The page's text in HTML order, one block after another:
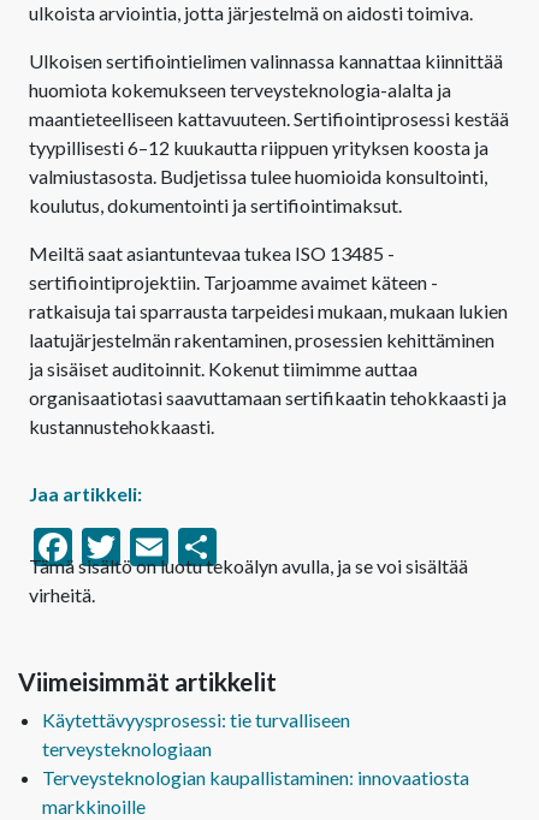
ulkoista arviointia, jotta järjestelmä on aidosti toimiva.
Ulkoisen sertifiointielimen valinnassa kannattaa kiinnittää
huomiota kokemukseen terveysteknologia-alalta ja
maantieteelliseen kattavuuteen. Sertifiointiprosessi kestää
tyypillisesti 6–12 kuukautta riippuen yrityksen koosta ja
valmiustasosta. Budjetissa tulee huomioida konsultointi,
koulutus, dokumentointi ja sertifiointimaksut.
Meiltä saat asiantuntevaa tukea ISO 13485 -
sertifiointiprojektiin. Tarjoamme avaimet käteen -
ratkaisuja tai sparrausta tarpeidesi mukaan, mukaan lukien
laatujärjestelmän rakentaminen, prosessien kehittäminen
ja sisäiset auditoinnit. Kokenut tiimimme auttaa
organisaatiotasi saavuttamaan sertifikaatin tehokkaasti ja
kustannustehokkaasti.
Jaa artikkeli:
Facebook
Twitter
Email
Tämä sisältö on luotu tekoälyn avulla, ja se voi sisältää
virheitä.
Viimeisimmät artikkelit
Käytettävyysprosessi: tie turvalliseen
terveysteknologiaan
Terveysteknologian kaupallistaminen: innovaatiosta
markkinoille